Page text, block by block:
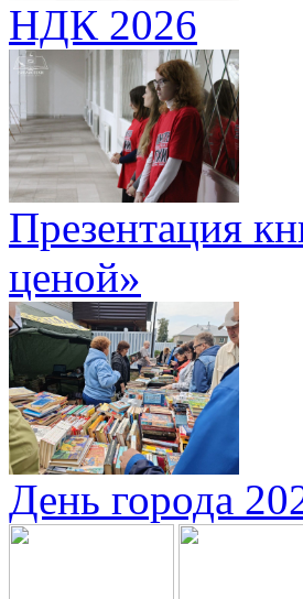
НДК 2026
Презентация
ценой»
День города